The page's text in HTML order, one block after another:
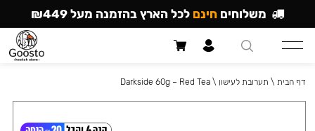
דף הבית \ תערובת לעישון \
Darkside 60g – Red Tea
משלוחים חינם לכל הארץ בהזמנה מעל ₪449